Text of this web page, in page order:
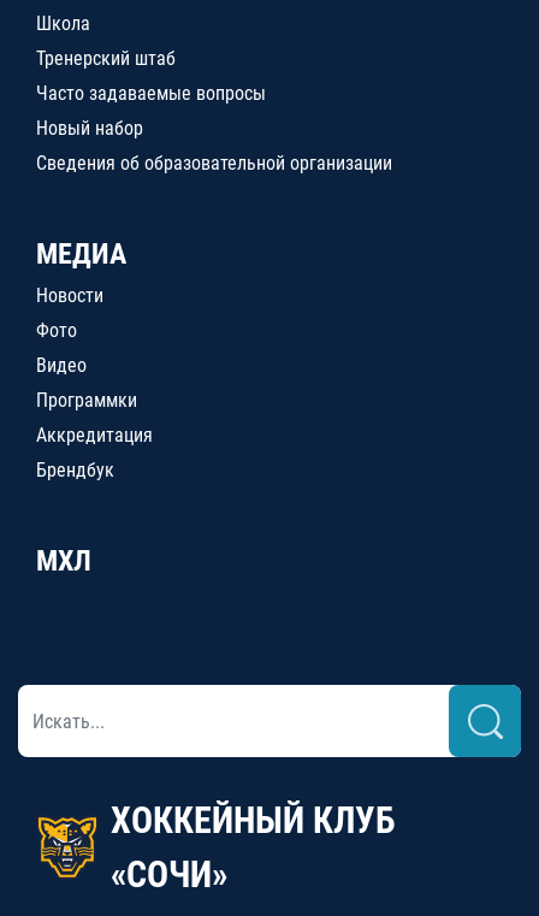
Школа
Тренерский штаб
Часто задаваемые вопросы
Новый набор
Сведения об образовательной организации
МЕДИА
Новости
Фото
Видео
Программки
Аккредитация
Брендбук
МХЛ
ХОККЕЙНЫЙ КЛУБ
«СОЧИ»